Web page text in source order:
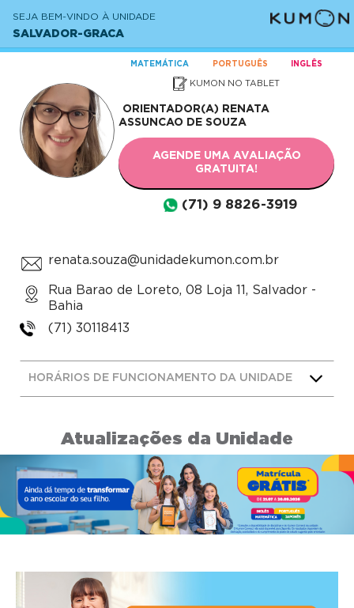
SEJA BEM-VINDO À UNIDADE
SALVADOR-GRACA
MATEMÁTICA PORTUGUÊS INGLÊS
KUMON NO TABLET
ORIENTADOR(A) RENATA
ASSUNCAO DE SOUZA
AGENDE UMA AVALIAÇÃO
GRATUITA!
(71) 9 8826-3919
renata.souza@unidadekumon.com.br
Rua Barao de Loreto, 08 Loja 11, Salvador -
Bahia
(71) 30118413
HORÁRIOS DE FUNCIONAMENTO DA UNIDADE
Atualizações da Unidade